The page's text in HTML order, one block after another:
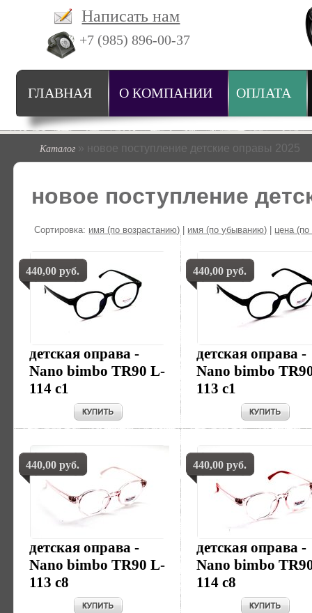
Написать нам
+7 (985) 896-00-37
ГЛАВНАЯ О КОМПАНИИ ОПЛАТА
Каталог » новое поступление детские оправы 2025
новое поступление
Сортировка: имя (по возрастанию) имя (по убыванию) цена
детская оправа -
Nano bimbo TR90 L-
114 c1
440,00 руб.
детская оправа -
Nano bimbo
113 c1
440,00 руб.
детская оправа -
Nano bimbo TR90 L-
113 c8
440,00 руб.
детская оправа -
Nano bimbo
114 c8
440,00 руб.